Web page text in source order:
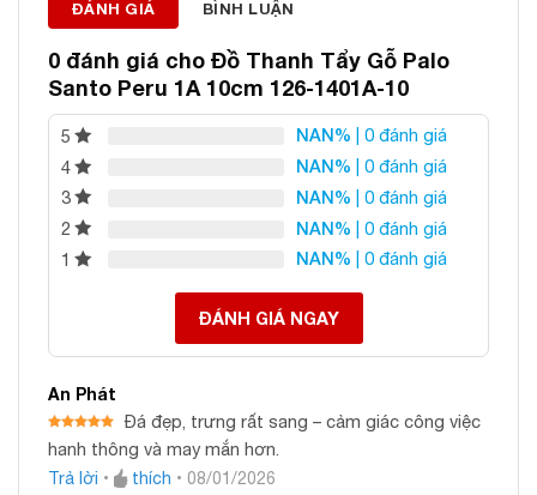
Email:daphongthuyanphat@gmail.com
ĐÁNH GIÁ BÌNH LUẬN
0 đánh giá cho Đồ Thanh Tẩy Gỗ Palo
Santo Peru 1A 10cm 126-1401A-10
5 NAN% | 0 đánh giá
4
NAN% | 0 đánh giá
3
NAN% | 0 đánh giá
2
NAN% | 0 đánh giá
1
NAN% | 0 đánh giá
ĐÁNH GIÁ NGAY
An Phát
Được xếp
hạng 5 5
Đá đẹp, trưng rất sang – cảm giác công việc
hanh thông và may mắn hơn.
Trả lời • thích • 08/01/2026